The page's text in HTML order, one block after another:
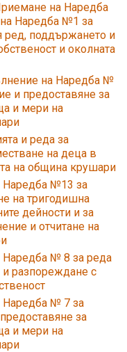
на Наредба
Наредба №1 за
ред, поддържането и
и околната
на Наредба №
и предоставяне за
и мери на
и реда за
на деца в
на община крушари
Наредба №13 за
на тригодишна
дейности и за
и отчитане на
№ 8 за реда
разпореждане с
Наредба № 7 за
за
и мери на